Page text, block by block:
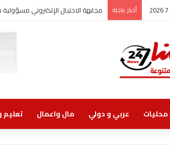
أخبار عاجلة مجابهة الاحتيال الإلكتروني مسؤولية
محليات عربي و دولي مال واعمال